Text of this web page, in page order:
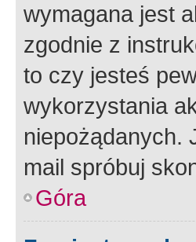
wymagana jest
zgodnie z
to czy jesteś
wykorzystania
niepożądanych.
mail spróbuj
Góra